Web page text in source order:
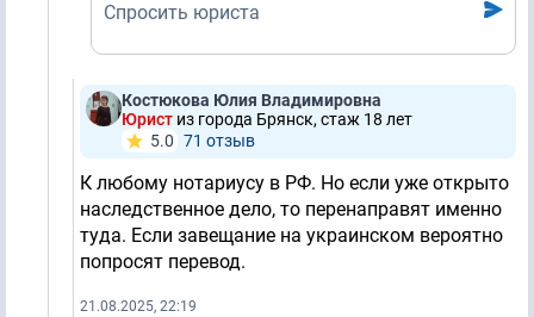
Спросить юриста
Костюкова Юлия Владимировна
Юрист из города Брянск, стаж 18 лет
5.0 71 отзыв
К любому нотариусу в РФ. Но если уже открыто
наследственное дело, то перенаправят именно
туда. Если завещание на украинском вероятно
попросят перевод.
21.08.2025, 22:19